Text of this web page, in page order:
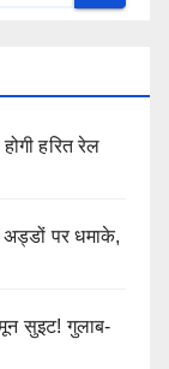
हरित रेल
अड्डों पर धमाके,
सुइट! गुलाब-